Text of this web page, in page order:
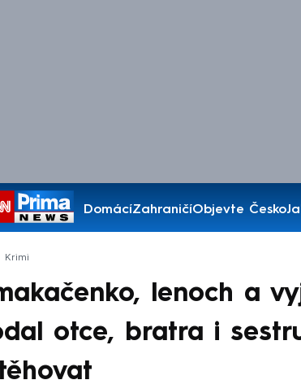
DomácíZahraničíObjevte Česko
Pořady
Krimi
lenoch a
otce, bratra i